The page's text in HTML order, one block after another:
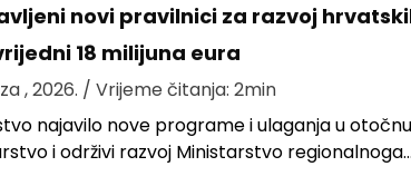
novi pravilnici za razvoj
18 milijuna eura
, 2026. / Vrijeme čitanja: 2min
najavilo nove programe i ulaganja u
i održivi razvoj Ministarstvo regionalnoga…